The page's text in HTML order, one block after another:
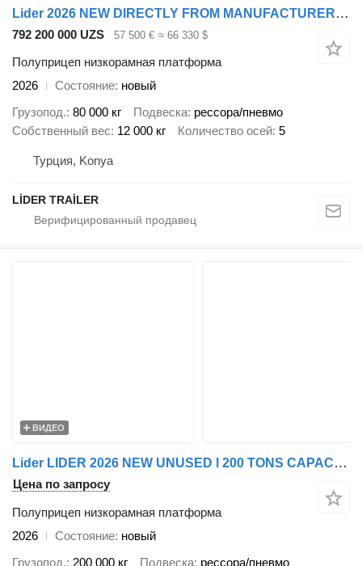
Lider 2026 NEW DIRECTLY FROM MANUFACTURER COMPANY AVAILABLE IN STOCK
792 200 000 UZS 57 500 € ≈ 66 330 $
Полуприцеп низкорамная платформа
2026
Состояние новый
Грузопод. 80 000 кг Подвеска рессора/пневмо
Собственный вес 12 000 кг Количество осей 5
Турция, Konya
LİDER TRAİLER
ВИДЕО
Lider LIDER 2026 NEW UNUSED l 200 TONS CAPACITY New Productions Direct
Цена по запросу
Полуприцеп низкорамная платформа
2026
Состояние новый
Грузопод. 200 000 кг Подвеска рессора/пневмо